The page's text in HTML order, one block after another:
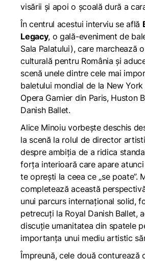
visării și apoi o școală dură a
În centrul acestui interviu se află
Legacy, o gală-eveniment de
Sala Palatului), care marchează
culturală pentru România și
scenă unele dintre cele mai
baletului mondial de la New
Opera Garnier din Paris, Huston
Danish Ballet.
Alice Minoiu vorbește deschis
la scenă la rolul de director
despre ambiția de a ridica
forța interioară care apare
te oprești la ceea ce „se poate”.
completează această
unui parcurs internațional solid,
petrecuți la Royal Danish Ballet,
discuție umanitatea din spatele
importanța unui mediu artistic
Împreună, cele două conturează